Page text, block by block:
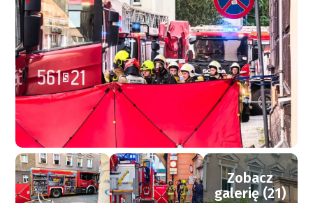
Zobacz
galerię (21)